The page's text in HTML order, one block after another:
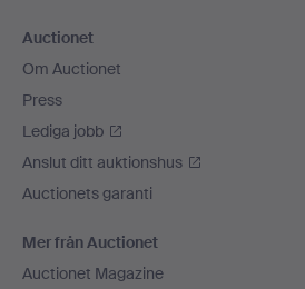
Auctionet
Om Auctionet
Press
Lediga jobb
Anslut ditt auktionshus
Auctionets garanti
Mer från Auctionet
Auctionet Magazine